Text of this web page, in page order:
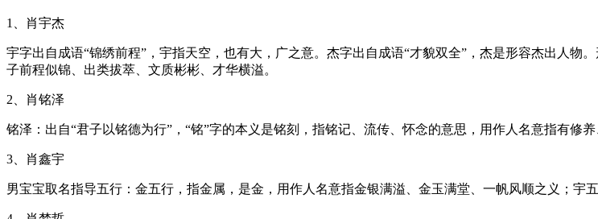
1、肖宇杰
宇字出自成语“锦绣前程”，宇指天空，也有大，广之意。杰字出自成语“才貌双全”，杰是形容杰出人
子前程似锦、出类拔萃、文质彬彬、才华横溢。
2、肖铭泽
铭泽：出自“君子以铭德为行”，“铭”字的本义是铭刻，指铭记、流传、怀念的意思，用作人名意指有修
3、肖鑫宇
男宝宝取名指导五行：金五行，指金属，是金，用作人名意指金银满溢、金玉满堂、一帆风顺之义；宇